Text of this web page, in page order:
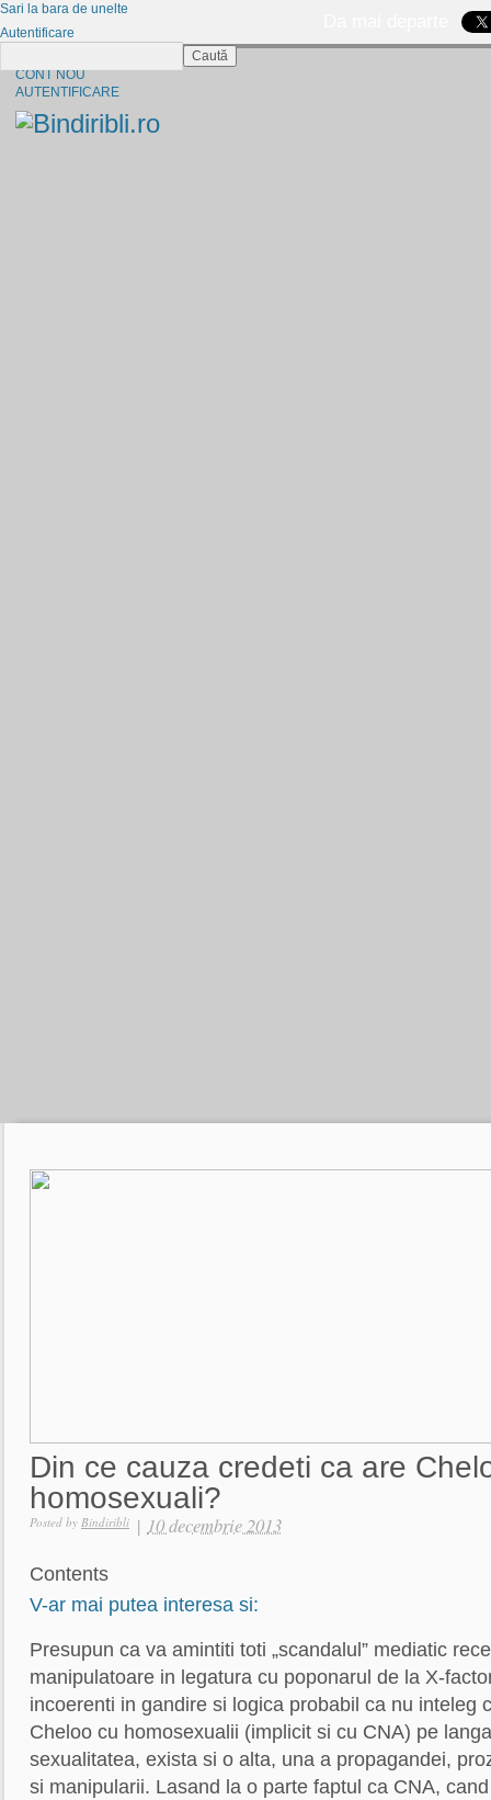
CONT NOU
AUTENTIFICARE
Din ce cauza credeti ca are
homosexuali?
Posted by Bindiribli | 10 decembrie 2013
Contents
V-ar mai putea interesa si:
Presupun ca va amintiti toti „scandalul” mediatic
manipulatoare in legatura cu poponarul de la X-
incoerenti in gandire si logica probabil ca nu inteleg
Cheloo cu homosexualii (implicit si cu CNA) pe
sexualitatea, exista si o alta, una a propagandei,
si manipularii. Lasand la o parte faptul ca CNA,
Sari la bara de unelte
Autentificare
Caută